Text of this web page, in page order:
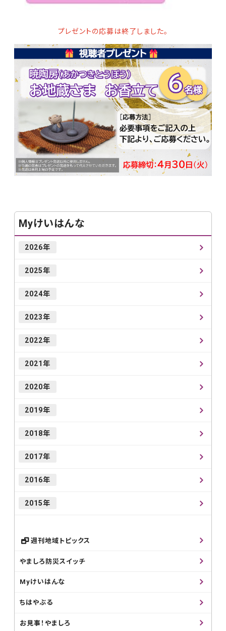
プレゼントの応募は終了しました。
Myけいはんな
2026年
2025年
2024年
2023年
2022年
2021年
2020年
2019年
2018年
2017年
2016年
2015年
週刊地域トピックス
やましろ防災スイッチ
Myけいはんな
ちはやぶる
お見事！やましろ